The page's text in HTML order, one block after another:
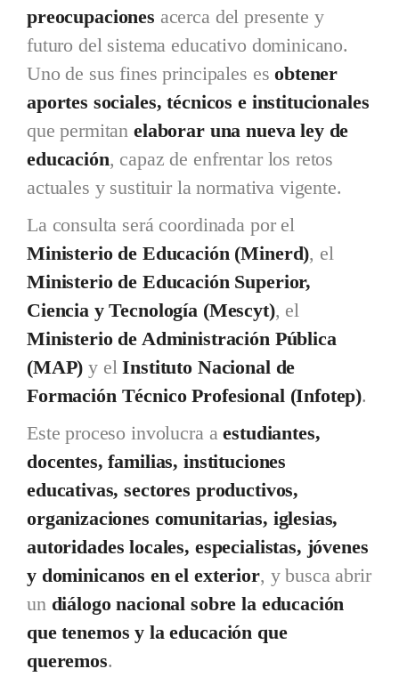
preocupaciones acerca del presente y
futuro del sistema educativo dominicano.
Uno de sus fines principales esobtener
aportes sociales, técnicos e institucionales
que permitanelaborar una nueva ley de
educación, capaz de enfrentar los retos
actuales y sustituir la normativa vigente.
La consulta será coordinada por el
Ministerio de Educación (Minerd), el
Ministerio de Educación Superior,
Ciencia y Tecnología (Mescyt), el
Ministerio de Administración Pública
(MAP) y elInstituto Nacional de
Formación Técnico Profesional (Infotep).
Este proceso involucra aestudiantes,
docentes, familias, instituciones
educativas, sectores productivos,
organizaciones comunitarias, iglesias,
autoridades locales, especialistas, jóvenes
y dominicanos en el exterior, y busca abrir
un diálogo nacional sobre la educación
que tenemos y la educación que
queremos.